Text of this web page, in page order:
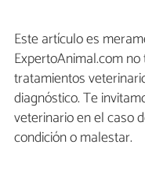
Este artículo es
ExpertoAnimal.com
tratamientos
diagnóstico. Te
veterinario en el caso
condición o malestar.